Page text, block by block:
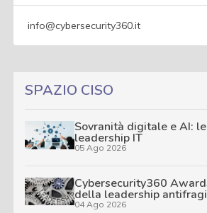
info@cybersecurity360.it
SPAZIO CISO
Sovranità digitale e AI:
leadership IT
05 Ago 2026
Cybersecurity360
della leadership
04 Ago 2026